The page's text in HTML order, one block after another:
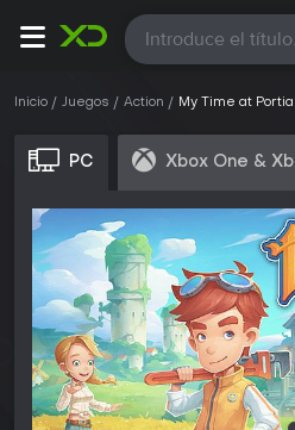
Todas
Inicio Juegos Action My Time at Portia
PC Xbox One &